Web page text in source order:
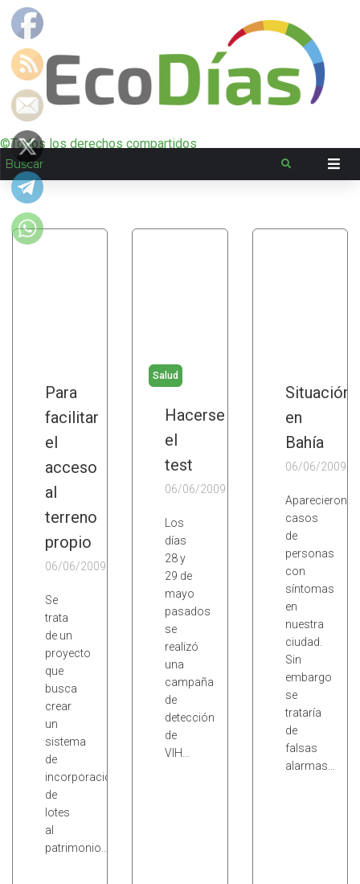
©Todos los derechos compartidos
Para
facilitar
el
acceso
al
terreno
propio
06/06/2009
Se
trata
de un
proyecto
que
busca
crear
un
sistema
de
incorporación
de
lotes
al
patrimonio…
Salud
Hacerse
el
test
06/06/2009
Los
días
28 y
29 de
mayo
pasados
se
realizó
una
campaña
de
detección
de
VIH…
Situación
en
Bahía
06/06/2009
Aparecieron
casos
de
personas
con
síntomas
en
nuestra
ciudad.
Sin
embargo
se
trataría
de
falsas
alarmas…